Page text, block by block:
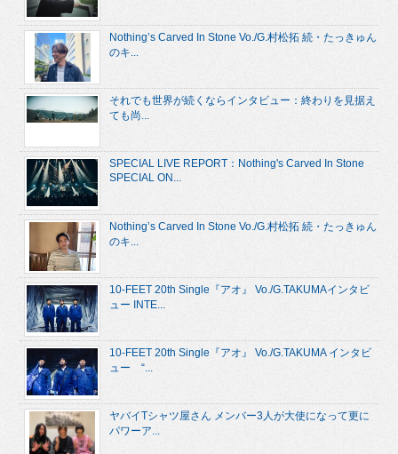
Nothing’s Carved In Stone Vo./G.村松拓 続・たっきゅん
のキ...
それでも世界が続くならインタビュー：終わりを見据え
ても尚...
SPECIAL LIVE REPORT：Nothing's Carved In Stone
SPECIAL ON...
Nothing’s Carved In Stone Vo./G.村松拓 続・たっきゅん
のキ...
10-FEET 20th Single『アオ』 Vo./G.TAKUMAインタビ
ュー INTE...
10-FEET 20th Single『アオ』 Vo./G.TAKUMA インタビ
ュー “...
ヤバイTシャツ屋さん メンバー3人が大使になって更に
パワーア...